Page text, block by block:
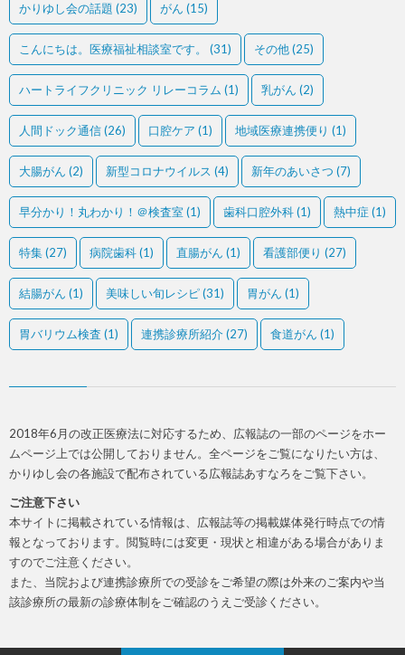
かりゆし会の話題 (23) がん (15)
こんにちは。医療福祉相談室です。 (31) その他(25)
ハートライフクリニック リレーコラム (1) 乳がん (2)
人間ドック通信(26) 口腔ケア (1) 地域医療連携便り (1)
大腸がん (2) 新型コロナウイルス (4) 新年のあいさつ (7)
早分かり！丸わかり！＠検査室 (1) 歯科口腔外科(1) 熱中症 (1)
特集(27) 病院歯科(1) 直腸がん (1) 看護部便り (27)
結腸がん (1) 美味しい旬レシピ(31) 胃がん (1)
胃バリウム検査 (1) 連携診療所紹介(27) 食道がん (1)
2018年6月の改正医療法に対応するため、広報誌の一部のページをホー
ムページ上では公開しておりません。全ページをご覧になりたい方は、
かりゆし会の各施設で配布されている広報誌あすなろをご覧下さい。
ご注意下さい
本サイトに掲載されている情報は、広報誌等の掲載媒体発行時点での情
報となっております。閲覧時には変更・現状と相違がある場合がありま
すのでご注意ください。
また、当院および連携診療所での受診をご希望の際は外来のご案内や当
該診療所の最新の診療体制をご確認のうえご受診ください。